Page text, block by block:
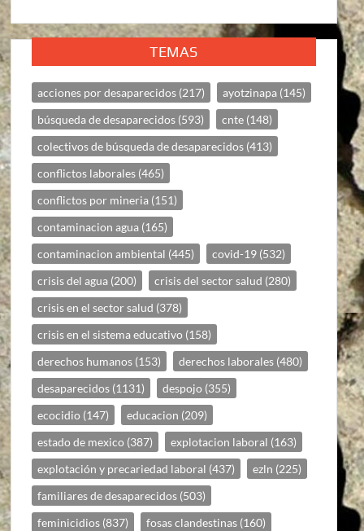
TEMAS
acciones por desaparecidos (217) ayotzinapa (145)
búsqueda de desaparecidos (593) cnte (148)
colectivos de búsqueda de desaparecidos (413)
conflictos laborales (465)
conflictos por mineria (151)
contaminacion agua (165)
contaminacion ambiental (445) covid-19 (532)
crisis del agua (200) crisis del sector salud (280)
crisis en el sector salud (378)
crisis en el sistema educativo (158)
derechos humanos (153) derechos laborales (480)
desaparecidos (1131) despojo (355)
ecocidio (147) educacion (209)
estado de mexico (387) explotacion laboral (163)
explotación y precariedad laboral (437) ezln (225)
familiares de desaparecidos (503)
feminicidios (837) fosas clandestinas (160)